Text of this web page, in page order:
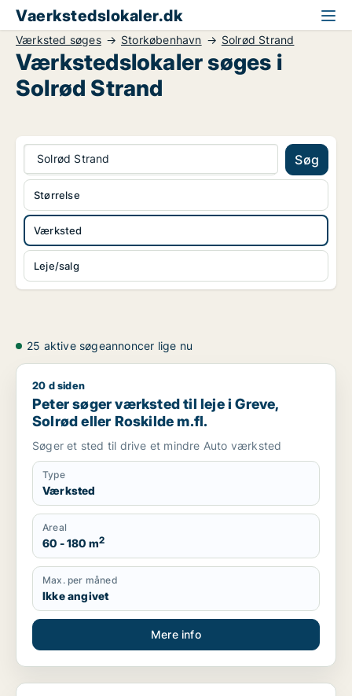
Vaerkstedslokaler.dk
Værksted søges Storkøbenhavn Solrød Strand
Værkstedslokaler søges i
Solrød Strand
Solrød Strand Søg
Værksted
Leje/salg
Størrelse
25 aktive søgeannoncer lige nu
Peter søger værksted til leje i Greve, Solrød eller Roskilde
20 d siden
Peter søger værksted til leje i Greve,
Solrød eller Roskilde m.fl.
Søger et sted til drive et mindre Auto værksted
Type
Værksted
Areal
60 - 180 m2
Max. per måned
Ikke angivet
Mere info